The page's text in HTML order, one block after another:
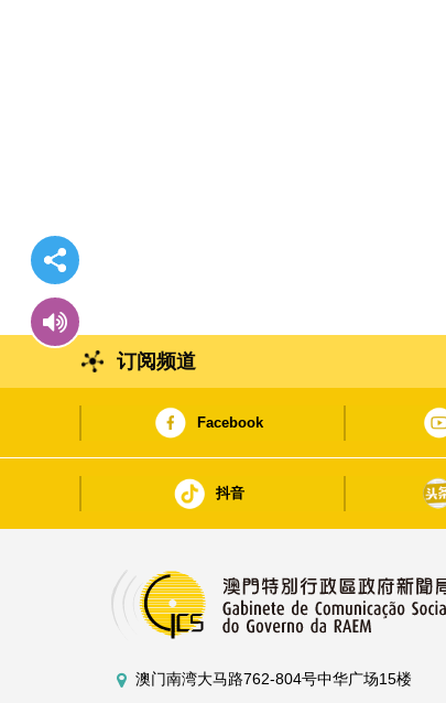
订阅频道
Facebook
抖音
澳门南湾大马路762-804号中华广场15楼